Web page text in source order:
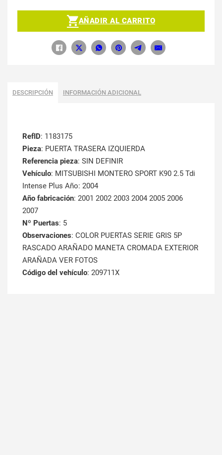
AÑADIR AL CARRITO
DESCRIPCIÓN INFORMACIÓN ADICIONAL
RefID: 1183175
Pieza: PUERTA TRASERA IZQUIERDA
Referencia pieza: SIN DEFINIR
Vehículo: MITSUBISHI MONTERO SPORT K90 2.5 Tdi
Intense Plus Año: 2004
Año fabricación: 2001 2002 2003 2004 2005 2006
2007
Nº Puertas: 5
Observaciones: COLOR PUERTAS SERIE GRIS 5P
RASCADO ARAÑADO MANETA CROMADA EXTERIOR
ARAÑADA VER FOTOS
Código del vehículo: 209711X